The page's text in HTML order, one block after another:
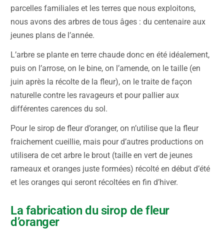
parcelles familiales et les terres que nous exploitons,
nous avons des arbres de tous âges : du centenaire aux
jeunes plans de l’année.
L’arbre se plante en terre chaude donc en été idéalement,
puis on l’arrose, on le bine, on l’amende, on le taille (en
juin après la récolte de la fleur), on le traite de façon
naturelle contre les ravageurs et pour pallier aux
différentes carences du sol.
Pour le sirop de fleur d’oranger, on n’utilise que la fleur
fraichement cueillie, mais pour d’autres productions on
utilisera de cet arbre le brout (taille en vert de jeunes
rameaux et oranges juste formées) récolté en début d’été
et les oranges qui seront récoltées en fin d’hiver.
La fabrication du sirop de fleur
d’oranger